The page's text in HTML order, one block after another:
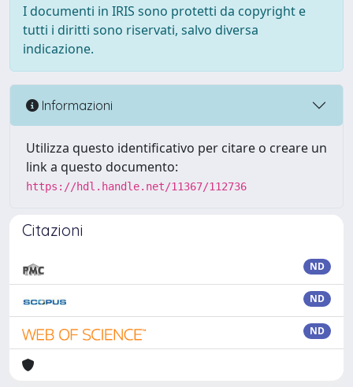
I documenti in IRIS sono protetti da copyright e
tutti i diritti sono riservati, salvo diversa
indicazione.
Informazioni
Utilizza questo identificativo per citare o creare un
link a questo documento:
https://hdl.handle.net/11367/112736
Citazioni
ND
ND
ND